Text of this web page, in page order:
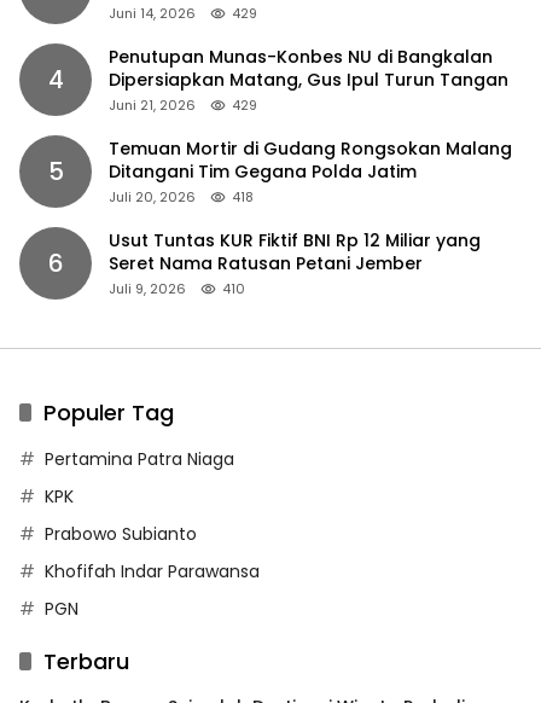
Juni 14, 2026 429
4
Penutupan Munas-Konbes NU di Bangkalan
Dipersiapkan Matang, Gus Ipul Turun Tangan
Juni 21, 2026 429
5
Temuan Mortir di Gudang Rongsokan Malang
Ditangani Tim Gegana Polda Jatim
Juli 20, 2026 418
6
Usut Tuntas KUR Fiktif BNI Rp 12 Miliar yang
Seret Nama Ratusan Petani Jember
Juli 9, 2026 410
Populer Tag
Pertamina Patra Niaga
KPK
Prabowo Subianto
Khofifah Indar Parawansa
PGN
Terbaru